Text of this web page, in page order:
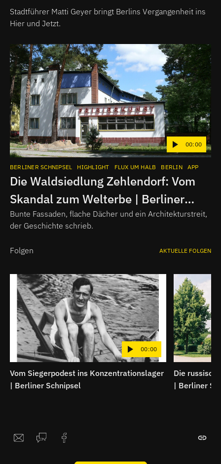
Stadtführer Matti Geyer bringt Berlins Vergangenheit ins
Hier und Jetzt.
00:00
BERLINER SCHNIPSEL HIGHLIGHT FLUX UM HALB BERLIN APP
Die Waldsiedlung Zehlendorf: Vom
Skandal zum Welterbe | Berliner
Schnipsel
Bunte Fassaden, flache Dächer und ein Architekturstreit,
der Geschichte schrieb.
Folgen AKTUELLE FOLGEN
00:00
Vom Siegerpodest ins Konzentrationslager
| Berliner Schnipsel
Die
| Berliner